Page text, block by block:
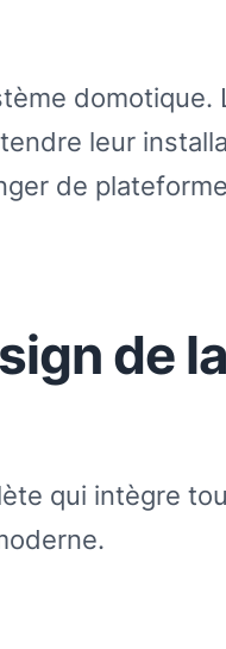
domotique.
leur
de plateforme
de la
qui intègre